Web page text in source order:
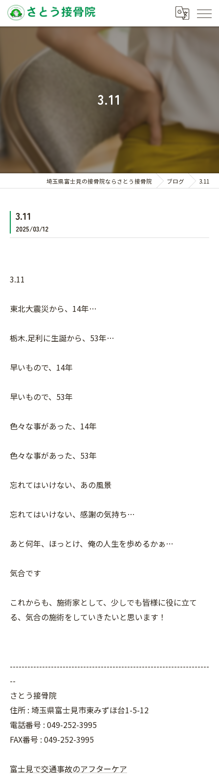
3.11
埼玉県富士見の接骨院ならさとう接骨院 ブログ 3.11
3.11
2025/03/12
3.11
東北大震災から、14年…
栃木.足利に生誕から、53年…
早いもので、14年
早いもので、53年
色々な事があった、14年
色々な事があった、53年
忘れてはいけない、あの風景
忘れてはいけない、感謝の気持ち…
あと何年、ほっとけ、俺の人生を歩めるかぁ…
気合です
これからも、施術家として、少しでも皆様に役に立て
る、気合の施術をしていきたいと思います！
--------------------------------------------------------------------
--
さとう接骨院
住所 : 埼玉県富士見市東みずほ台1-5-12
電話番号 : 049-252-3995
FAX番号 : 049-252-3995
富士見で交通事故のアフターケア